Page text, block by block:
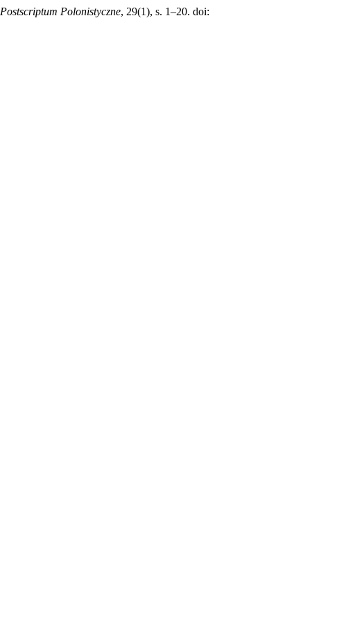
Postscriptum Polonistyczne, 29(1), s. 1–20. doi: